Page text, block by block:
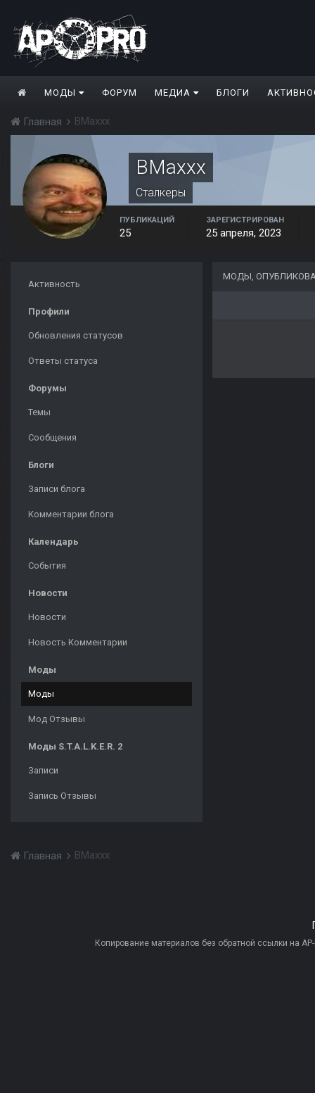
МОДЫ ФОРУМ МЕДИА БЛОГИ
Главная BMaxxx
BMaxxx
Сталкеры
ПУБЛИКАЦИЙ
25
ЗАРЕГИСТРИРОВАН
25 апреля, 2023
Активность
Профили
Обновления статусов
Ответы статуса
Форумы
Темы
Сообщения
Блоги
Записи блога
Комментарии блога
Календарь
События
Новости
Новости
Новость Комментарии
Моды
Моды
Мод Отзывы
Моды S.T.A.L.K.E.R. 2
Записи
Запись Отзывы
МОДЫ,
Главная BMaxxx
Копирование материалов без обратной ссылки на